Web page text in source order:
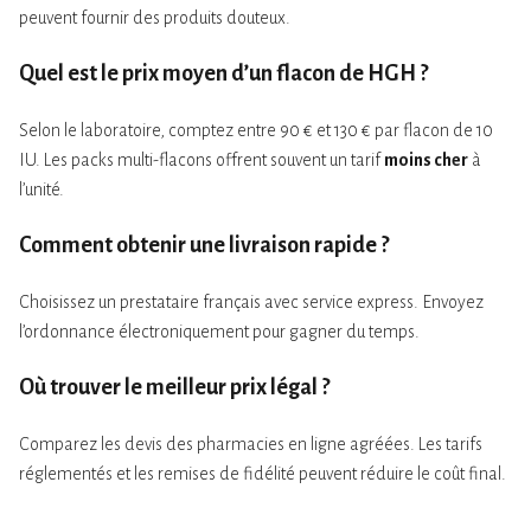
peuvent fournir des produits douteux.
Quel est le prix moyen d’un flacon de HGH ?
Selon le laboratoire, comptez entre 90 € et 130 € par flacon de 10
IU. Les packs multi-flacons offrent souvent un tarif moins cher à
l’unité.
Comment obtenir une livraison rapide ?
Choisissez un prestataire français avec service express. Envoyez
l’ordonnance électroniquement pour gagner du temps.
Où trouver le meilleur prix légal ?
Comparez les devis des pharmacies en ligne agréées. Les tarifs
réglementés et les remises de fidélité peuvent réduire le coût final.